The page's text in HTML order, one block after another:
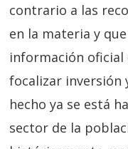
contrario a las
en la materia y
información oficial
focalizar inversión
hecho ya se está
sector de la